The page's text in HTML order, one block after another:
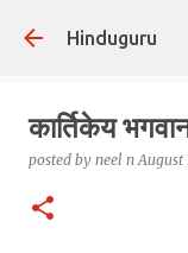
Hinduguru
कार्तिकेय
posted by neel n August